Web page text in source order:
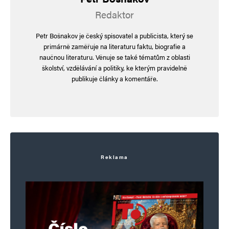
Navigace pro komentáře
Starší komentáře
Napsat komentář
Vaše e-mailová adresa nebude zveřejněna. Vyžadované informace jsou
Redaktor
Petr Bošnakov je český spisovatel a publicista, který se
primárně zaměřuje na literaturu faktu, biografie a
naučnou literaturu. Věnuje se také tématům z oblasti
školství, vzdělávání a politiky, ke kterým pravidelně
publikuje články a komentáře.
Reklama